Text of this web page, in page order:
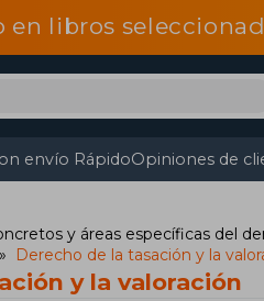
en libros
envío RápidoOpiniones de
y áreas específicas del
Derecho de la tasación y la
y la valoración